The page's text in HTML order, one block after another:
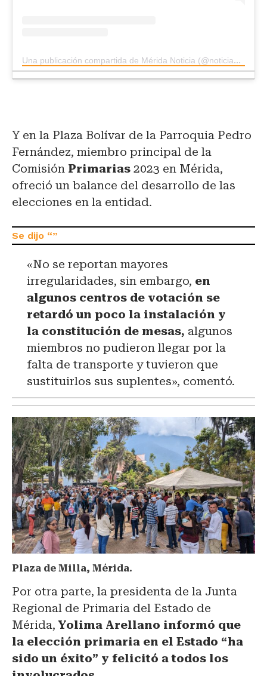
Una publicación compartida de Mérida Noticia (@noticiamerida)
Y en la Plaza Bolívar de la Parroquia Pedro
Fernández, miembro principal de la
Comisión Primarias 2023 en Mérida,
ofreció un balance del desarrollo de las
elecciones en la entidad.
«No se reportan mayores
irregularidades, sin embargo, en
algunos centros de votación se
retardó un poco la instalación y
la constitución de mesas, algunos
miembros no pudieron llegar por la
falta de transporte y tuvieron que
sustituirlos sus suplentes», comentó.
Plaza de Milla, Mérida.
Por otra parte, la presidenta de la Junta
Regional de Primaria del Estado de
Mérida,Yolima Arellano informó que
la elección primaria en el Estado “ha
sido un éxito” y felicitó a todos los